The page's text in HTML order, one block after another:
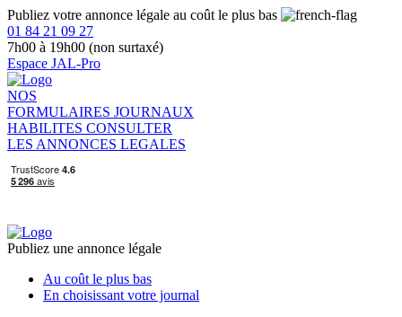
Publiez votre annonce légale au coût le plus bas
01 84 21 09 27
7h00 à 19h00 (non surtaxé)
Espace JAL-Pro
NOS
FORMULAIRES JOURNAUX
HABILITES CONSULTER
LES ANNONCES LEGALES
Publiez une annonce légale
Au coût le plus bas
En choisissant votre journal